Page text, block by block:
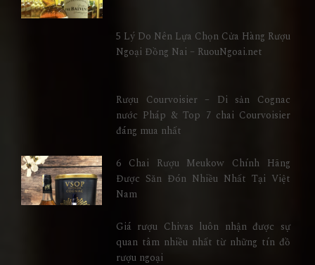
5 Lý Do Nên Lựa Chọn Cửa Hàng Rượu
Ngoại Đồng Nai – RuouNgoai.net
Rượu Courvoisier – Di sản Cognac
nước Pháp & Top 7 chai Courvoisier
đáng mua nhất
6 Chai Rượu Meukow Chính Hãng
Được Săn Đón Nhiều Nhất Tại Việt
Nam
Giá rượu Chivas luôn nhận được sự
quan tâm nhiều nhất từ những tín đồ
rượu ngoại